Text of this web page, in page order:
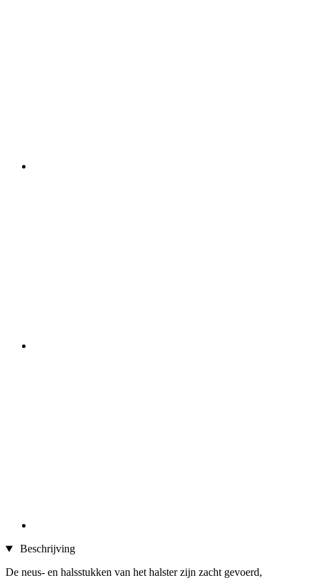
Beschrijving
De neus- en halsstukken van het halster zijn zacht gevoerd,